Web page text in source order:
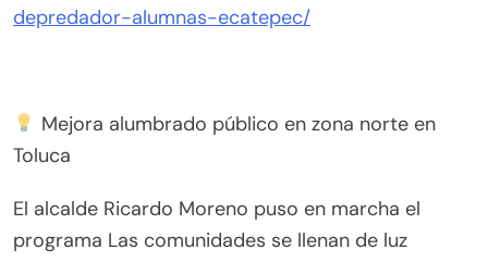
depredador-alumnas-ecatepec/
Mejora alumbrado público en zona norte en
Toluca
El alcalde Ricardo Moreno puso en marcha el
programa Las comunidades se llenan de luz